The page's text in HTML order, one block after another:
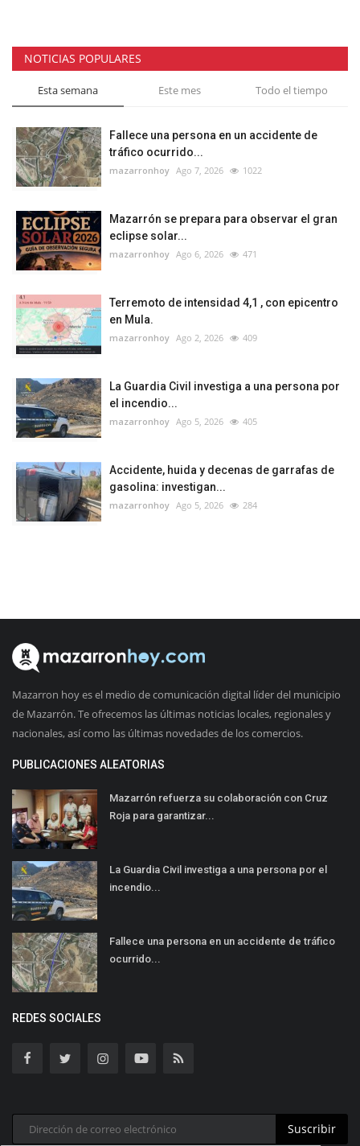
NOTICIAS POPULARES
Esta semana Este mes Todo el tiempo
Fallece una persona en un accidente de
tráfico ocurrido...
mazarronhoy Ago 7, 2026 1022
Mazarrón se prepara para observar el gran
eclipse solar...
mazarronhoy Ago 6, 2026 471
Terremoto de intensidad 4,1 , con epicentro
en Mula.
mazarronhoy Ago 2, 2026 409
La Guardia Civil investiga a una persona por
el incendio...
mazarronhoy Ago 5, 2026 405
Accidente, huida y decenas de garrafas de
gasolina: investigan...
mazarronhoy Ago 5, 2026 284
Mazarron hoy es el medio de comunicación digital líder del municipio
de Mazarrón. Te ofrecemos las últimas noticias locales, regionales y
nacionales, así como las últimas novedades de los comercios.
PUBLICACIONES ALEATORIAS
Mazarrón refuerza su colaboración con Cruz
Roja para garantizar...
La Guardia Civil investiga a una persona por el
incendio...
Fallece una persona en un accidente de tráfico
ocurrido...
REDES SOCIALES
Suscribir